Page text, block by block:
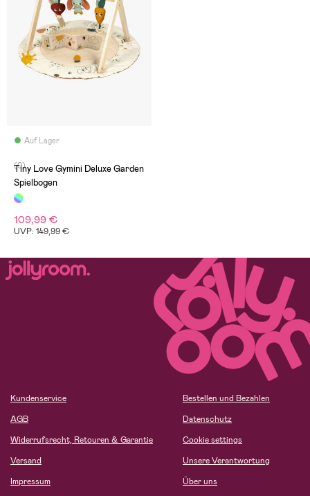
Auf Lager
(0)
Tiny Love Gymini Deluxe Garden
Spielbogen
109,99 €
UVP: 149,99 €
Kundenservice
AGB
Widerrufsrecht, Retouren & Garantie
Versand
Impressum
Bestellen und Bezahlen
Datenschutz
Cookie settings
Unsere Verantwortung
Über uns